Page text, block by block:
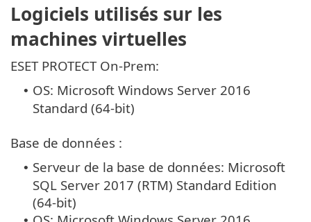
Logiciels utilisés sur les
machines virtuelles
ESET PROTECT On-Prem:
• OS: Microsoft Windows Server 2016
Standard (64-bit)
Base de données :
• Serveur de la base de données: Microsoft
SQL Server 2017 (RTM) Standard Edition
(64-bit)